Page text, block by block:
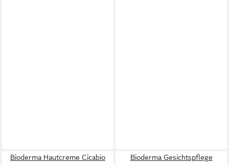
Bioderma Hautcreme Cicabio
Bioderma Gesichtspflege